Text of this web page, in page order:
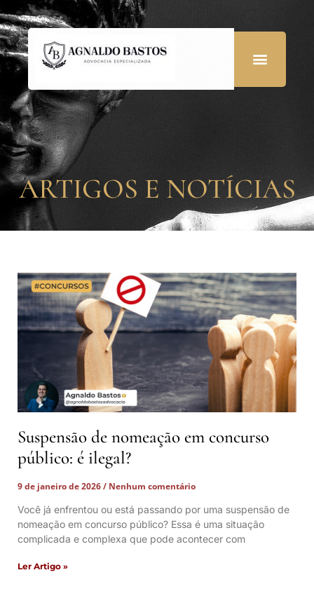
ARTIGOS E NOTÍCIAS
Suspensão de nomeação em concurso
público: é ilegal?
9 de janeiro de 2026
Nenhum comentário
Você já enfrentou ou está passando por uma suspensão de
nomeação em concurso público? Essa é uma situação
complicada e complexa que pode acontecer com
Ler Artigo »